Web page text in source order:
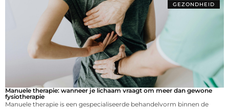
GEZONDHEID
Manuele therapie: wanneer je lichaam vraagt om meer dan gewone
fysiotherapie
Manuele therapie is een gespecialiseerde behandelvorm binnen de